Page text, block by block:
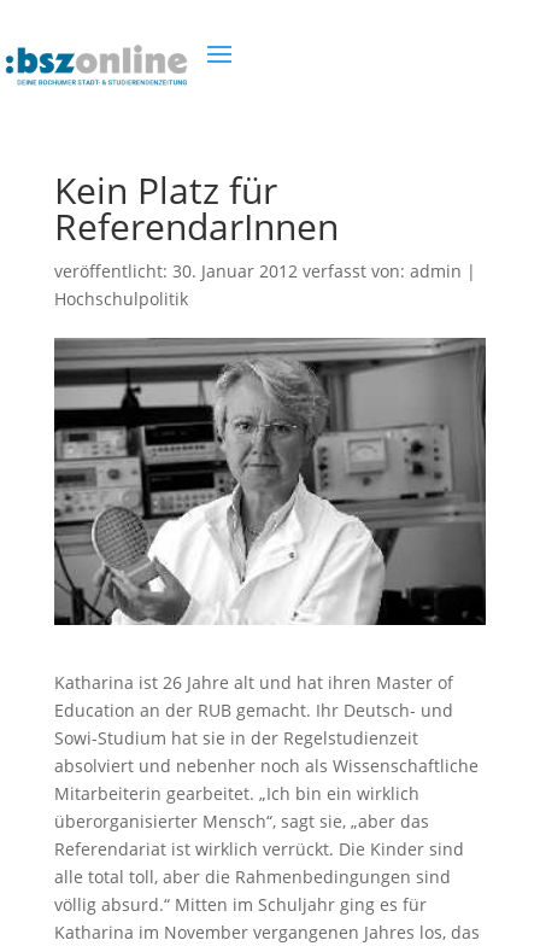
Kein Platz für
ReferendarInnen
veröffentlicht: 30. Januar 2012verfasst von: admin |
Hochschulpolitik
Katharina ist 26 Jahre alt und hat ihren Master of
Education an der RUB gemacht. Ihr Deutsch- und
Sowi-Studium hat sie in der Regelstudienzeit
absolviert und nebenher noch als Wissenschaftliche
Mitarbeiterin gearbeitet. „Ich bin ein wirklich
überorganisierter Mensch“, sagt sie, „aber das
Referendariat ist wirklich verrückt. Die Kinder sind
alle total toll, aber die Rahmenbedingungen sind
völlig absurd.“ Mitten im Schuljahr ging es für
Katharina im November vergangenen Jahres los, das